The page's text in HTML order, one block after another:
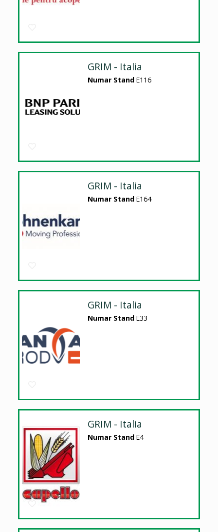
GRIM - Italia
Numar Stand E116
GRIM - Italia
Numar Stand E164
GRIM - Italia
Numar Stand E33
GRIM - Italia
Numar Stand E4